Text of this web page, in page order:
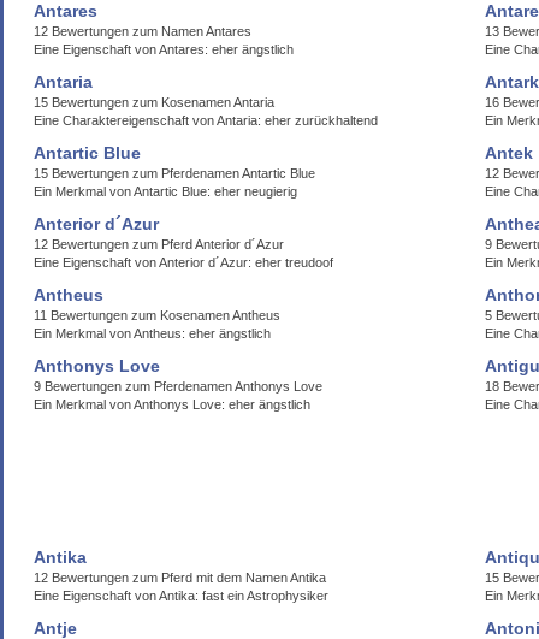
Antares
12 Bewertungen zum Namen Antares
Eine Eigenschaft von Antares: eher ängstlich
13
Eine
Antaria
15 Bewertungen zum Kosenamen Antaria
Eine Charaktereigenschaft von Antaria: eher zurückhaltend
16
Ein
Antartic Blue
15 Bewertungen zum Pferdenamen Antartic Blue
Ein Merkmal von Antartic Blue: eher neugierig
Antek
12
Eine
Anterior d´Azur
12 Bewertungen zum Pferd Anterior d´Azur
Eine Eigenschaft von Anterior d´Azur: eher treudoof
9
Ein
Antheus
11 Bewertungen zum Kosenamen Antheus
Ein Merkmal von Antheus: eher ängstlich
5
Eine
Anthonys Love
9 Bewertungen zum Pferdenamen Anthonys Love
Ein Merkmal von Anthonys Love: eher ängstlich
18
Eine
Antika
12 Bewertungen zum Pferd mit dem Namen Antika
Eine Eigenschaft von Antika: fast ein Astrophysiker
15
Ein
Antje